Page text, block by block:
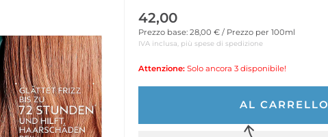
42,00
Prezzo base: 28,00 € / Prezzo per 100ml
IVA inclusa, più spese di spedizione
Attenzione: Solo ancora 3 disponibile!
AL CARRELLO